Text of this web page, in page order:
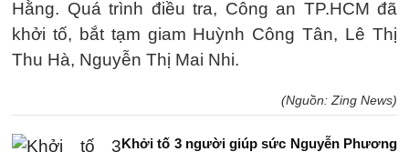
Hằng. Quá trình điều tra, Công an TP.HCM đã
khởi tố, bắt tạm giam Huỳnh Công Tân, Lê Thị
Thu Hà, Nguyễn Thị Mai Nhi.
(Nguồn: Zing News)
Khởi tố 3 người giúp sức Nguyễn Phương